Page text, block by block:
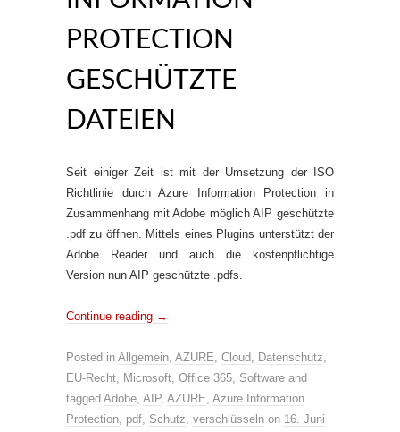
PROTECTION
GESCHÜTZTE
DATEIEN
Seit einiger Zeit ist mit der Umsetzung der ISO
Richtlinie durch Azure Information Protection in
Zusammenhang mit Adobe möglich AIP geschützte
.pdf zu öffnen. Mittels eines Plugins unterstützt der
Adobe Reader und auch die kostenpflichtige
Version nun AIP geschützte .pdfs.
Continue reading →
Posted in Allgemein, AZURE, Cloud, Datenschutz,
EU-Recht, Microsoft, Office 365, Software and
tagged Adobe, AIP, AZURE, Azure Information
Protection, pdf, Schutz, verschlüsseln on 16. Juni